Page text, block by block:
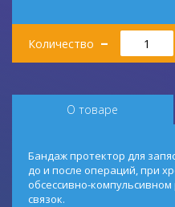
Количество
Количество
–
О товаре
Бандаж протектор для
до и после операций, при
обсессивно-
связок.